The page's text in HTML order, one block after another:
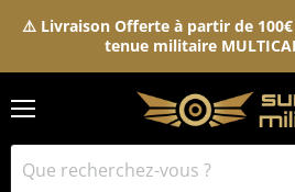
⚠️ Livraison Offerte à partir de
tenue militaire